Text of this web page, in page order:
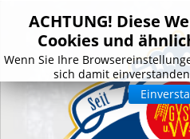
ACHTUNG! Diese
Cookies und
Wenn Sie Ihre
sich damit